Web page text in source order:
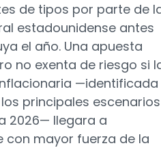
de tipos por parte de
estadounidense antes
el año. Una apuesta
no exenta de riesgo si
—identificada
principales escenarios
2026— llegara a
con mayor fuerza de la